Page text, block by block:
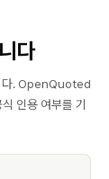
다
다. OpenQuoted
인용 여부를 기